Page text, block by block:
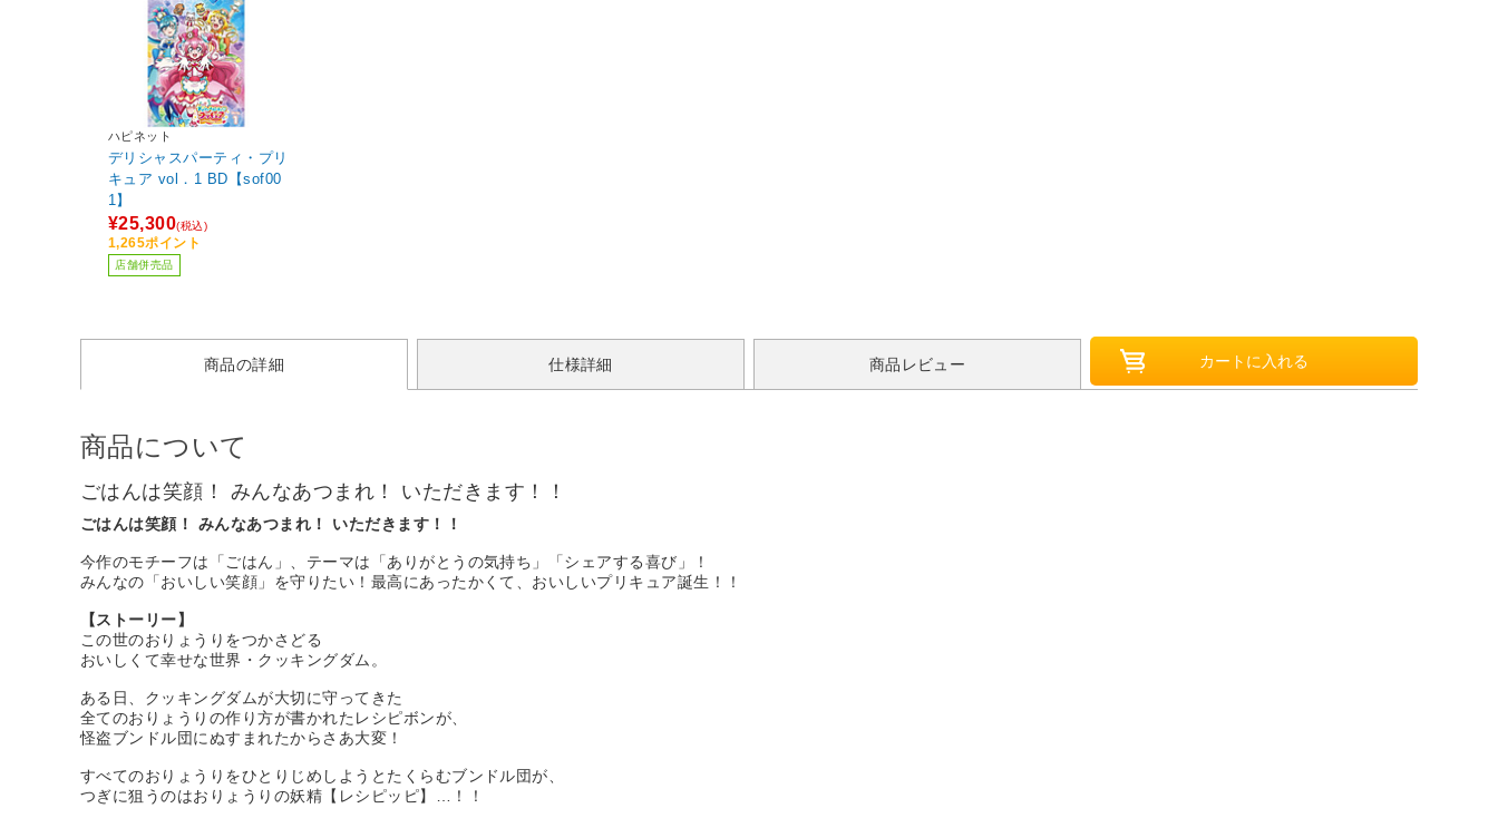
ハピネット
デリシャスパーティ・プリ
キュア vol．1 BD【sof00
1】
¥25,300(税込)
1,265ポイント
店舗併売品
商品の詳細 仕様詳細 商品レビュー
商品について
ごはんは笑顔！ みんなあつまれ！ いただきます！！
ごはんは笑顔！ みんなあつまれ！ いただきます！！
今作のモチーフは「ごはん」、テーマは「ありがとうの気持ち」「シェアする喜び」！
みんなの「おいしい笑顔」を守りたい！最高にあったかくて、おいしいプリキュア誕生！！
【ストーリー】
この世のおりょうりをつかさどる
おいしくて幸せな世界・クッキングダム。
ある日、クッキングダムが大切に守ってきた
全てのおりょうりの作り方が書かれたレシピボンが、
怪盗ブンドル団にぬすまれたからさあ大変！
すべてのおりょうりをひとりじめしようとたくらむブンドル団が、
つぎに狙うのはおりょうりの妖精【レシピッピ】…！！